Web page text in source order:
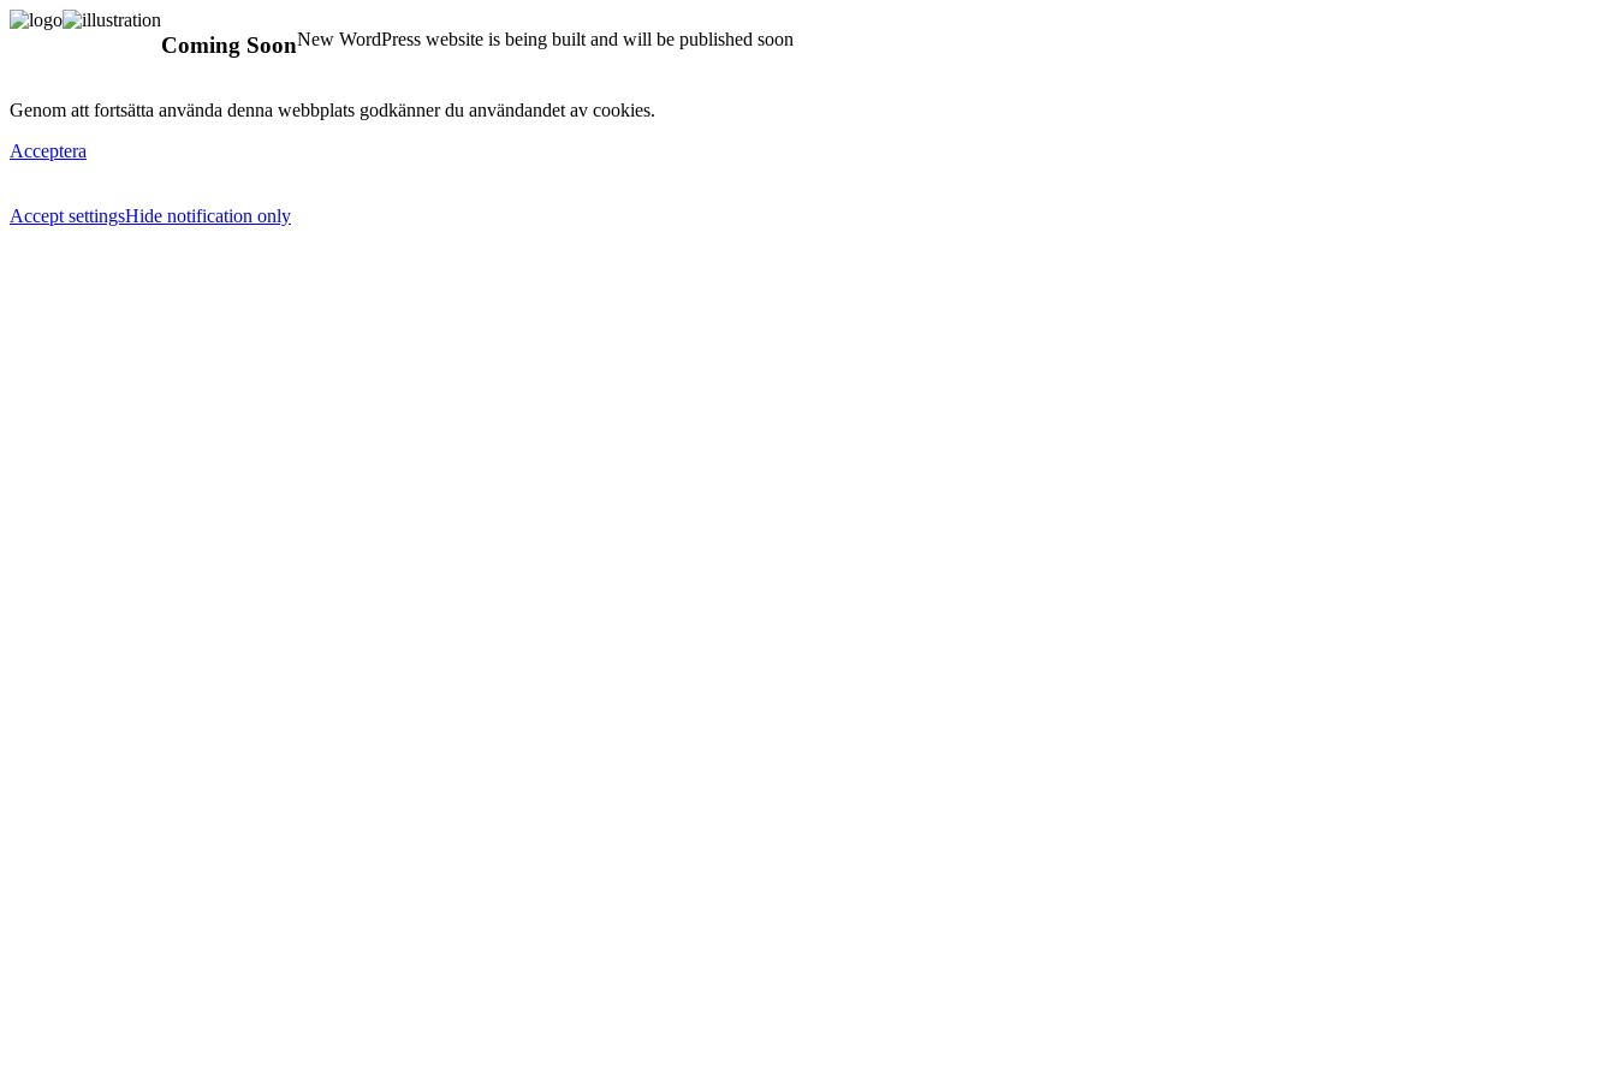
Coming SoonNew WordPress website is being built and will be published soon
Genom att fortsätta använda denna webbplats godkänner du användandet av cookies.
Acceptera
Accept settingsHide notification only